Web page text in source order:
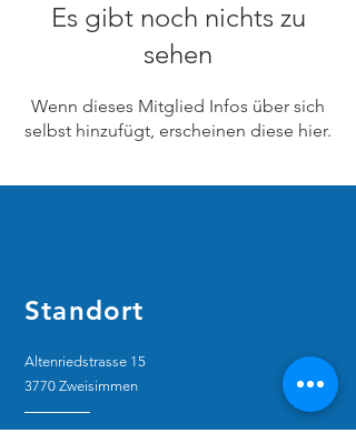
Es gibt noch nichts zu
sehen
Wenn dieses Mitglied Infos über sich
selbst hinzufügt, erscheinen diese hier.
Standort
Altenriedstrasse 15
3770 Zweisimmen